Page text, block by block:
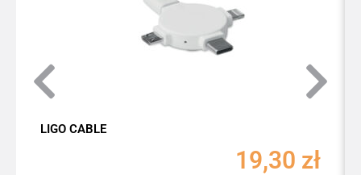
LIGO CABLE
19,30 zł